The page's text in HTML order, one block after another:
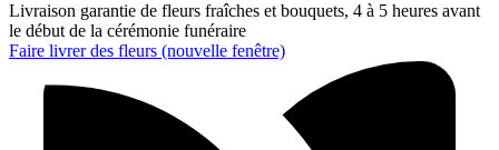
Livraison garantie de fleurs fraîches et bouquets, 4 à 5 heures avant
le début de la cérémonie funéraire
Faire livrer des fleurs (nouvelle fenêtre)